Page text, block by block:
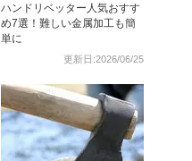
ハンドリベッター人気おすす
め7選！難しい金属加工も簡
単に
更新日:2026/06/25